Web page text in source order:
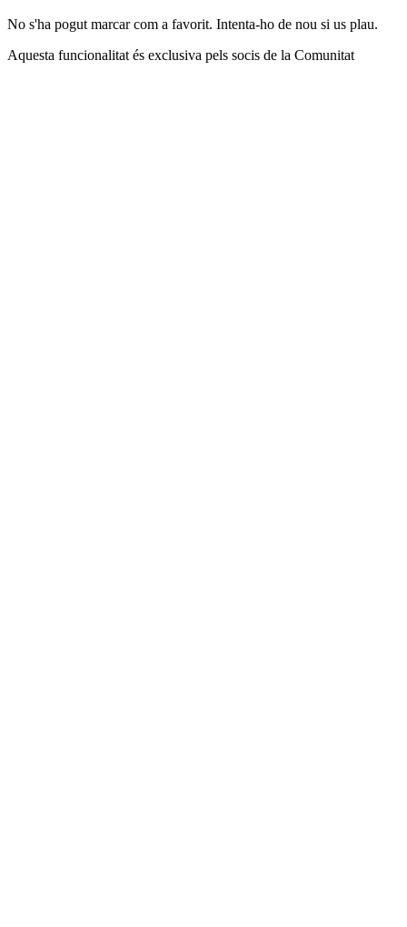
No s'ha pogut marcar com a favorit. Intenta-ho de nou si us plau.
Aquesta funcionalitat és exclusiva pels socis de la Comunitat